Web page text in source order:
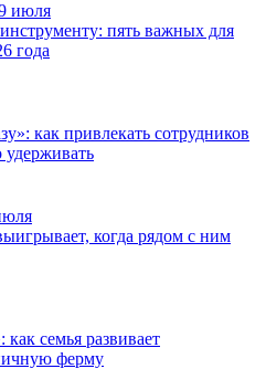
июля
пять важных для
года
как привлекать сотрудников
удерживать
когда рядом с ним
семья развивает
ферму